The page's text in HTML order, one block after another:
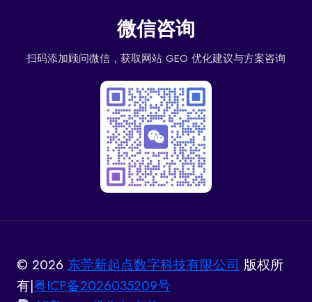
微信咨询
扫码添加顾问微信，获取网站 GEO 优化建议与方案咨询
© 2026 东莞新起点数字科技有限公司 版权所
有|粤ICP备2026035209号